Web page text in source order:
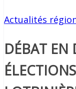
Actualités
DÉBAT EN